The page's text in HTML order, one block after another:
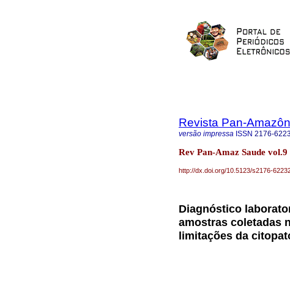
Revista Pan-
versão impressa ISSN 2176-
Rev Pan-Amaz Saude
http://dx.doi.org/10.5123/s2176-
Diagnóstico
amostras coletadas
limitações da